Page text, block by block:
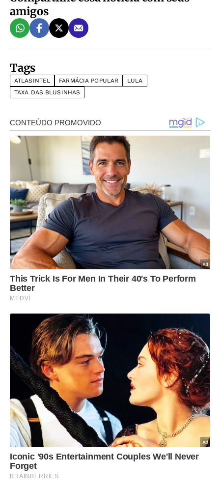
amigos
Tags
ATLASINTEL FARMÁCIA POPULAR
LULA
TAXA DAS BLUSINHAS